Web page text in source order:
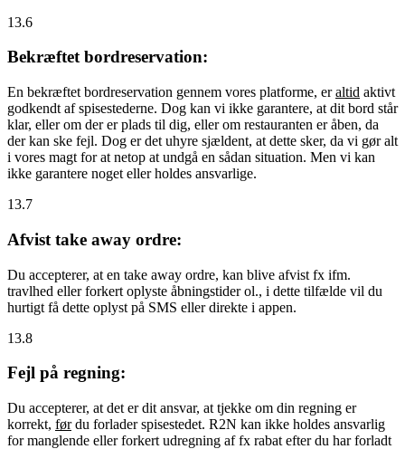
13.6
Bekræftet bordreservation:
En bekræftet bordreservation gennem vores platforme, eraltid aktivt
godkendt af spisestederne. Dog kan vi ikke garantere, at dit bord står
klar, eller om der er plads til dig, eller om restauranten er åben, da
der kan ske fejl. Dog er det uhyre sjældent, at dette sker, da vi gør alt
i vores magt for at netop at undgå en sådan situation. Men vi kan
ikke garantere noget eller holdes ansvarlige.
13.7
Afvist take away ordre:
Du accepterer, at en take away ordre, kan blive afvist fx ifm.
travlhed eller forkert oplyste åbningstider ol., i dette tilfælde vil du
hurtigt få dette oplyst på SMS eller direkte i appen.
13.8
Fejl på regning:
Du accepterer, at det er dit ansvar, at tjekke om din regning er
korrekt, førdu forlader spisestedet. R2N kan ikke holdes ansvarlig
for manglende eller forkert udregning af fx rabat efter du har forladt